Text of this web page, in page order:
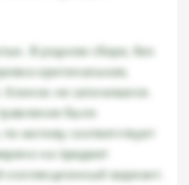
В родном сборе, без
оригинальная,
не затачивался.
было
мотиву соответствует
на предмет
вариант.